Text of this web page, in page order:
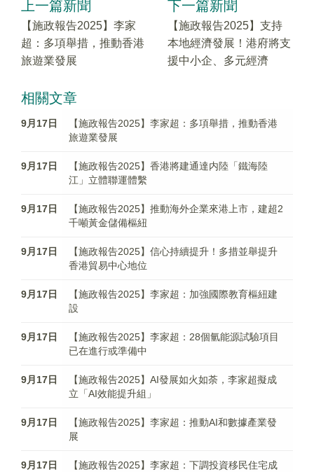
上一篇新聞
【施政報告2025】李家
超：多項舉措，推動香港
旅遊業發展
下一篇新聞
【施政報告2025】支持
本地經濟發展！港府將支
援中小企、多元經濟
相關文章
9月17日
【施政報告2025】李家超：多項舉措，推動香港
旅遊業發展
9月17日
【施政報告2025】香港將建通達内陸「鐵海陸
江」立體聯運體繫
9月17日
【施政報告2025】推動海外企業來港上市，建超2
千噸黃金儲備樞紐
9月17日
【施政報告2025】信心持續提升！多措並舉提升
香港貿易中心地位
9月17日
【施政報告2025】李家超：加強國際教育樞紐建
設
9月17日
【施政報告2025】李家超：28個氫能源試驗項目
已在進行或準備中
9月17日
【施政報告2025】AI發展如火如荼，李家超擬成
立「AI效能提升組」
9月17日
【施政報告2025】李家超：推動AI和數據產業發
展
9月17日
【施政報告2025】李家超：下調投資移民住宅成